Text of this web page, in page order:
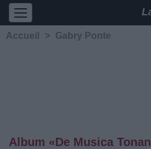
Accueil > Gabry Ponte
Album «De Musica